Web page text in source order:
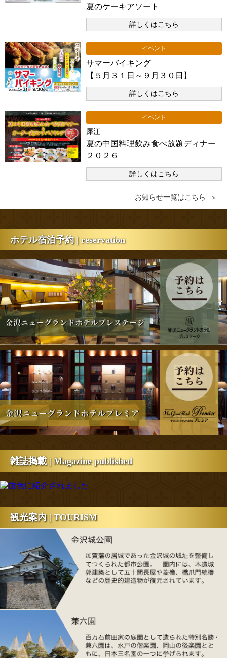
夏のケーキアソート
詳しくはこちら
イベント
サマーバイキング
【５月３１日～９月３０日】
詳しくはこちら
イベント
犀江
夏の中国料理飲み食べ放題ディナー
２０２６
詳しくはこちら
お知らせ一覧はこちら ＞
ホテル宿泊予約 | reservation
雑誌掲載 | Magazine published
観光案内 | TOURISM